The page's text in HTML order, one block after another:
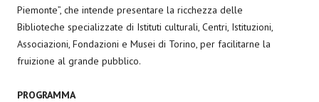
Piemonte”, che intende presentare la ricchezza delle
Biblioteche specializzate di Istituti culturali, Centri, Istituzioni,
Associazioni, Fondazioni e Musei di Torino, per facilitarne la
fruizione al grande pubblico.
PROGRAMMA